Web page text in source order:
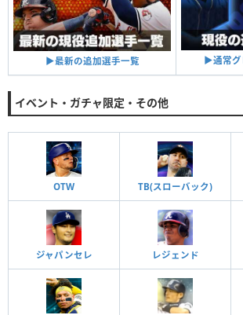
▶︎最新の追加選手一覧 ▶︎通常グ
イベント・ガチャ限定・その他
OTW TB(スローバック)
ジャパンセレ レジェンド